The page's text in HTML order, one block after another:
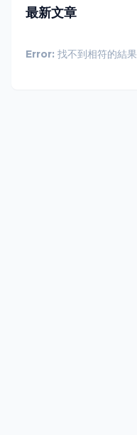
最新文章
Error: 找不到相符的結果